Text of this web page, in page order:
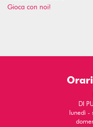
Gioca con noi!
DI
lunedì